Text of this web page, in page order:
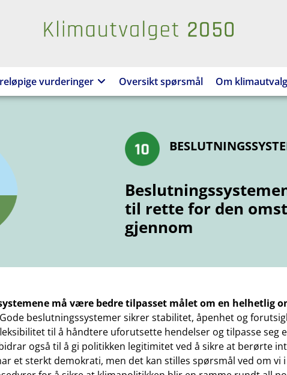
Klimautvalgets
vurderinger Oversikt spørsmål Om
til rette for den
gjennom
må være bedre tilpasset målet om en helhetlig
Gode beslutningssystemer sikrer stabilitet, åpenhet og
til å håndtere uforutsette hendelser og tilpasse seg
også til å gi politikken legitimitet ved å sikre at berørte
et sterkt demokrati, men det kan stilles spørsmål ved om vi